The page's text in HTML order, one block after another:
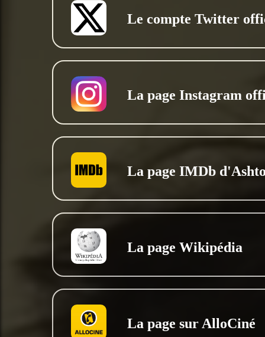
Le compte Twitter
La page Instagram
La page IMDb
La page Wikipédia
La page sur AlloCiné